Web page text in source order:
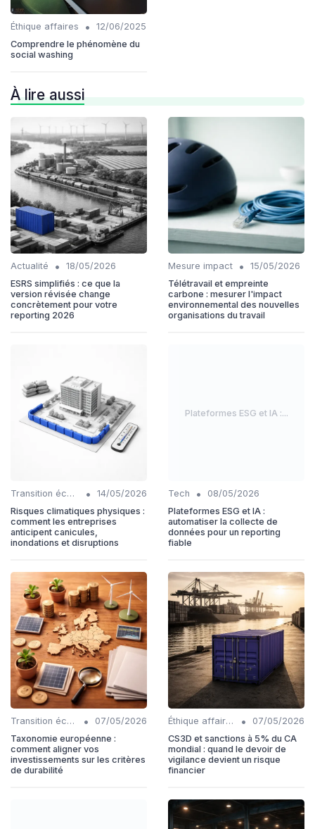
Éthique affaires •
12/06/2025
Comprendre le phénomène du
social washing
À lire aussi
Actualité •
18/05/2026
ESRS simplifiés : ce que la
version révisée change
concrètement pour votre
reporting 2026
Mesure impact •
15/05/2026
Télétravail et empreinte
carbone : mesurer l'impact
environnemental des nouvelles
organisations du travail
Transition écologique •
14/05/2026
Risques climatiques physiques :
comment les entreprises
anticipent canicules,
inondations et disruptions
Plateformes ESG et IA :...
Tech •
08/05/2026
Plateformes ESG et IA :
automatiser la collecte de
données pour un reporting
fiable
Transition écologique •
07/05/2026
Taxonomie européenne :
comment aligner vos
investissements sur les critères
de durabilité
Éthique affaires •
07/05/2026
CS3D et sanctions à 5% du CA
mondial : quand le devoir de
vigilance devient un risque
financier